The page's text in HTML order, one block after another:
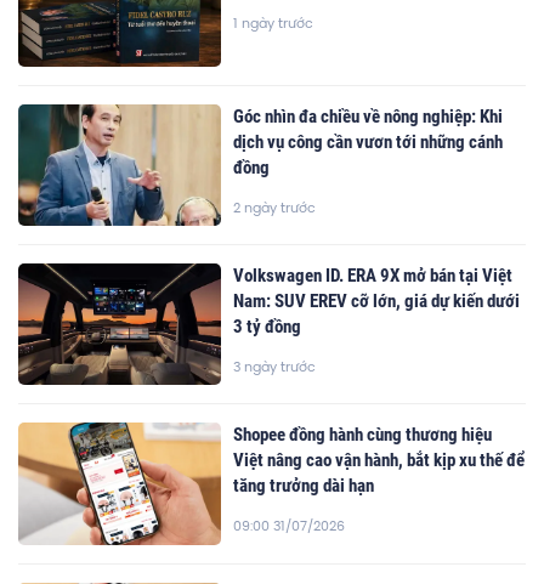
1 ngày trước
Góc nhìn đa chiều về nông nghiệp: Khi
dịch vụ công cần vươn tới những cánh
đồng
2 ngày trước
Volkswagen ID. ERA 9X mở bán tại Việt
Nam: SUV EREV cỡ lớn, giá dự kiến dưới
3 tỷ đồng
3 ngày trước
Shopee đồng hành cùng thương hiệu
Việt nâng cao vận hành, bắt kịp xu thế để
tăng trưởng dài hạn
09:00 31/07/2026